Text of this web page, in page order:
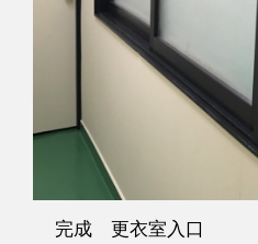
完成 更衣室入口